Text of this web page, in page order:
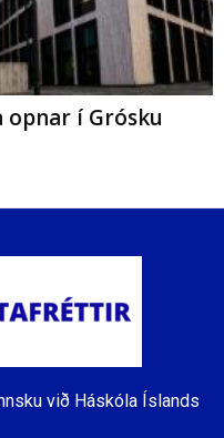
í Grósku
við Háskóla Íslands